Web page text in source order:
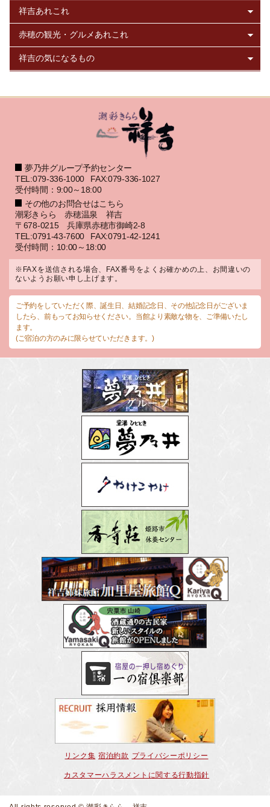
夢乃井グループ予約センター
TEL:079-336-1000
FAX:079-336-1027
受付時間：9:00～18:00
その他のお問合せはこちら
潮彩きらら 赤穂温泉 祥吉
〒678-0215 兵庫県赤穂市御崎2-8
TEL:0791-43-7600
FAX:0791-42-1241
受付時間：10:00～18:00
※FAXを送信される場合、FAX番号をよくお確かめの上、お間違いの
ないようお願い申し上げます。
ご予約をしていただく際、誕生日、結婚記念日、その他記念日がございま
したら、前もってお知らせください。当館より素敵な物を、ご準備いたし
ます。
(ご宿泊の方のみに限らせていただきます。)
リンク集 宿泊約款 プライバシーポリシー
カスタマーハラスメントに関する行動指針